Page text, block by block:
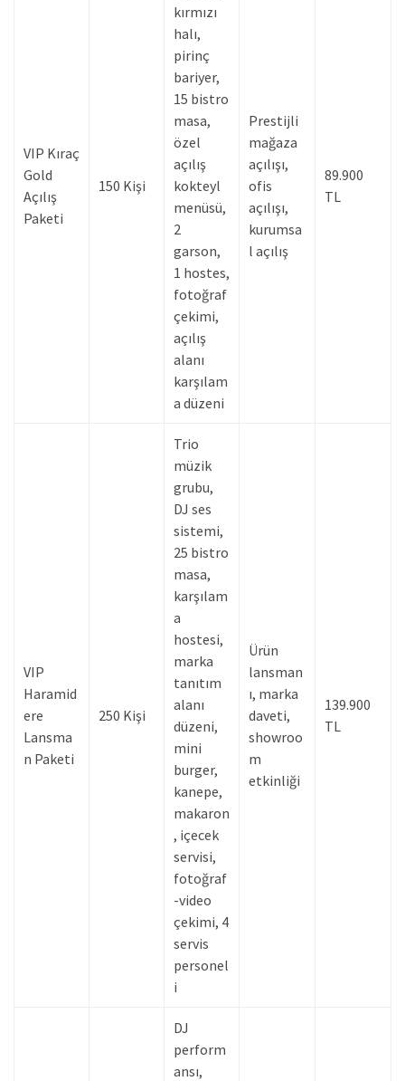
VIP Kıraç
Gold
Açılış
Paketi
150 Kişi
kırmızı
halı,
pirinç
bariyer,
15 bistro
masa,
özel
açılış
kokteyl
menüsü,
2
garson,
1 hostes,
fotoğraf
çekimi,
açılış
alanı
karşılam
a düzeni
Prestijli
mağaza
açılışı,
ofis
açılışı,
kurumsa
l açılış
89.900
TL
VIP
Haramid
ere
Lansma
n Paketi
250 Kişi
Trio
müzik
grubu,
DJ ses
sistemi,
25 bistro
masa,
karşılam
a
hostesi,
marka
tanıtım
alanı
düzeni,
mini
burger,
kanepe,
makaron
, içecek
servisi,
fotoğraf
-video
çekimi, 4
servis
personel
i
Ürün
lansman
ı, marka
daveti,
showroo
m
etkinliği
139.900
TL
DJ
perform
ansı,